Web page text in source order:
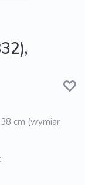
cm (wymiar